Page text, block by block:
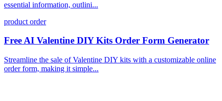
essential information, outlini...
product order
Free AI Valentine DIY Kits Order Form Generator
Streamline the sale of Valentine DIY kits with a customizable online
order form, making it simple...